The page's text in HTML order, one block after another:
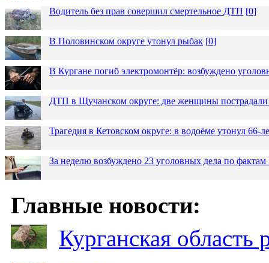
Водитель без прав совершил смертельное ДТП [0]
В Половинском округе утонул рыбак [0]
В Кургане погиб электромонтёр: возбуждено
ДТП в Щучанском округе: две женщины пострадали
Трагедия в Кетовском округе: в водоёме утонул 66-
За неделю возбуждено 23 уголовных дела по
Главные новости:
Курганская